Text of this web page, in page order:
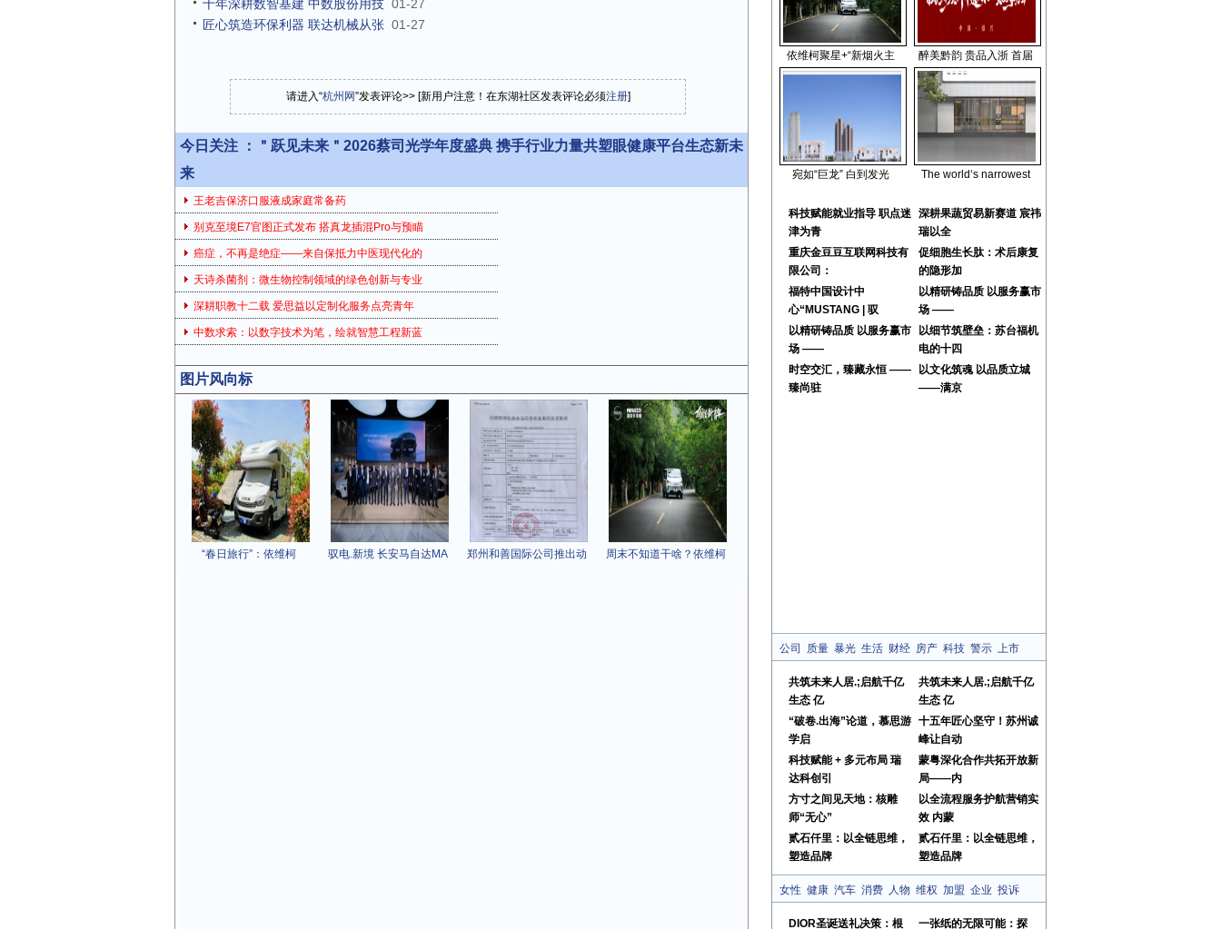
十年深耕数智基建 中数股份用技 01-27
匠心筑造环保利器 联达机械从张 01-27
请进入“杭州网”发表评论>> [新用户注意！在东湖社区发表评论必须注册]
今日关注 ：
＂跃见未来＂2026蔡司光学年度盛典 携手行业力量共塑眼健康平台生态新未
来
王老吉保济口服液成家庭常备药
别克至境E7官图正式发布 搭真龙插混Pro与预瞄
癌症，不再是绝症——来自保抵力中医现代化的
天诗杀菌剂：微生物控制领域的绿色创新与专业
深耕职教十二载 爱思益以定制化服务点亮青年
中数求索：以数字技术为笔，绘就智慧工程新蓝
图片风向标
“春日旅行”：依维柯 驭电.新境 长安马自达MA 郑州和善国际公司推出动 周末不知道干啥？依维柯
依维柯聚星+“新烟火主 醉美黔韵 贵品入浙 首届
宛如“巨龙” 白到发光 The world‘s narrowest
科技赋能就业指导 职点迷
津为青
深耕果蔬贸易新赛道 宸祎
瑞以全
重庆金豆豆互联网科技有
限公司：
促细胞生长肽：术后康复
的隐形加
福特中国设计中
心“MUSTANG | 驭
以精研铸品质 以服务赢市
场 ——
以精研铸品质 以服务赢市
场 ——
以细节筑壁垒：苏台福机
电的十四
时空交汇，臻藏永恒 ——
臻尚驻
以文化筑魂 以品质立城
——满京
公司 质量 暴光 生活 财经 房产 科技 警示 上市
共筑未来人居.;启航千亿
生态 亿
共筑未来人居.;启航千亿
生态 亿
“破卷.出海”论道，慕思游
学启
十五年匠心坚守！苏州诚
峰让自动
科技赋能 + 多元布局 瑞
达科创引
蒙粤深化合作共拓开放新
局——内
方寸之间见天地：核雕
师“无心”
以全流程服务护航营销实
效 内蒙
贰石仟里：以全链思维，
塑造品牌
贰石仟里：以全链思维，
塑造品牌
女性 健康 汽车 消费 人物 维权 加盟 企业 投诉
DIOR圣诞送礼决策：根
一张纸的无限可能：探